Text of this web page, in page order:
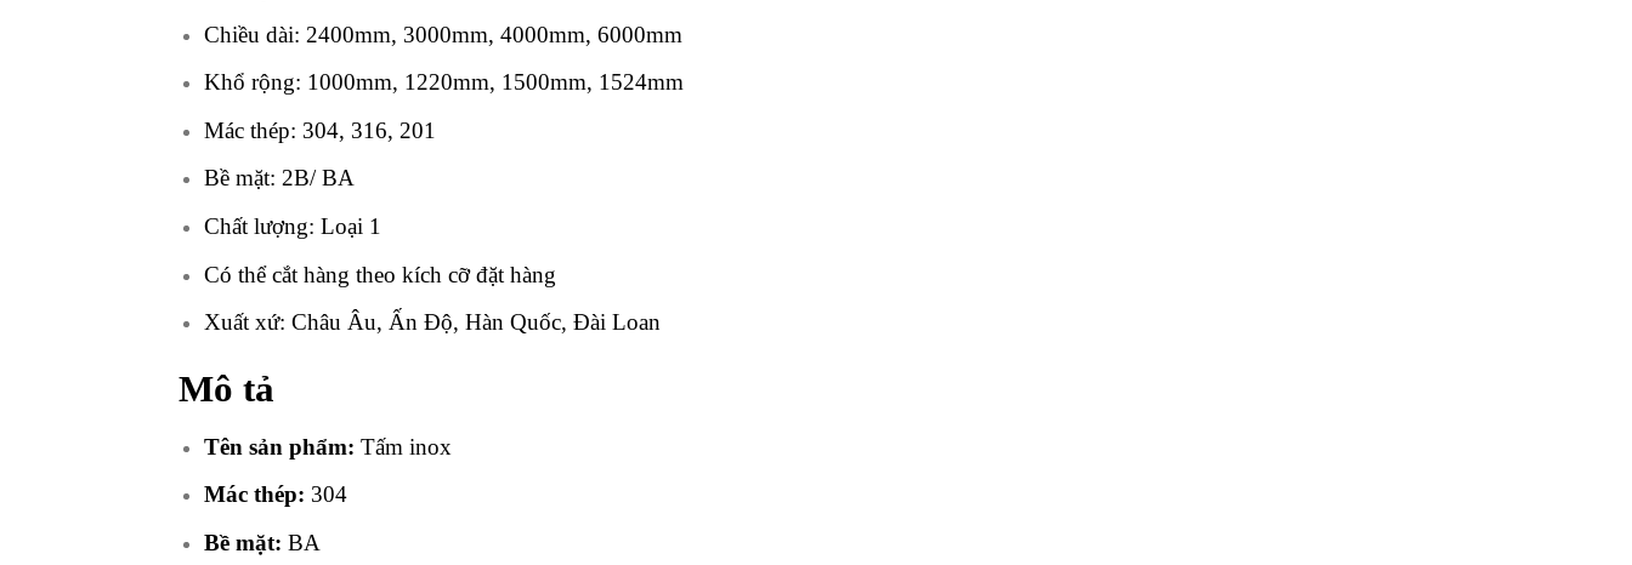
Chiều dài: 2400mm, 3000mm, 4000mm, 6000mm
Khổ rộng: 1000mm, 1220mm, 1500mm, 1524mm
Mác thép: 304, 316, 201
Bề mặt: 2B/ BA
Chất lượng: Loại 1
Có thể cắt hàng theo kích cỡ đặt hàng
Xuất xứ: Châu Âu, Ấn Độ, Hàn Quốc, Đài Loan
Mô tả
Tên sản phẩm: Tấm inox
Mác thép: 304
Bề mặt: BA